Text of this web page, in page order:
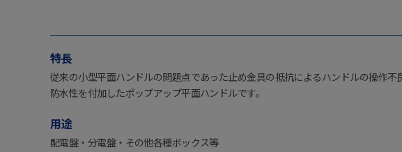
特長
従来の小型平面ハンドルの問題点であった止め金具の抵抗によるハンドルの操作不
防水性を付加したポップアップ平面ハンドルです。
用途
配電盤・分電盤・その他各種ボックス等